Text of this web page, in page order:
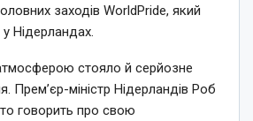
заходів WorldPride, який
Нідерландах.
стояло й серйозне
Прем’єр-міністр Нідерландів Роб
говорить про свою